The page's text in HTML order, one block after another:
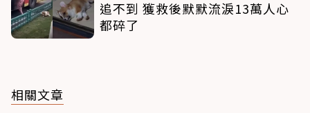
追不到 獲救後默默流淚13萬人心
都碎了
相關文章